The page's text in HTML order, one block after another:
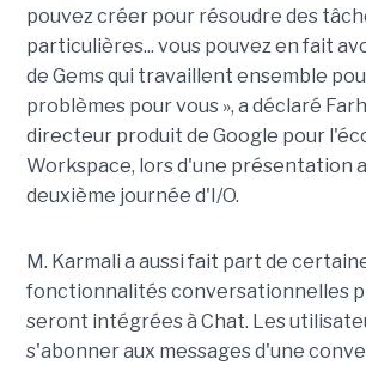
pouvez créer pour résoudre des
particulières... vous pouvez en fait
de Gems qui travaillent ensemble
problèmes pour vous », a déclaré
directeur produit de Google pour
Workspace, lors d'une présentation
deuxième journée d'I/O.
M. Karmali a aussi fait part de
fonctionnalités conversationnelles
seront intégrées à Chat. Les
s'abonner aux messages d'une